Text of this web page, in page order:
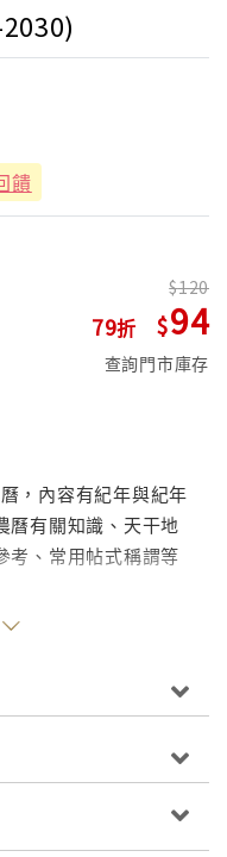
饋
79
120
94
查詢門市庫存
，內容有紀年與紀年
曆有關知識、天干地
考、常用帖式稱謂等